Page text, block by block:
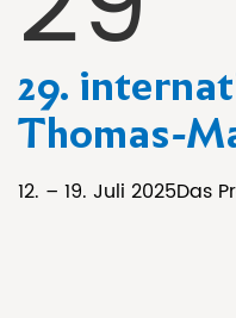
29.
Thomas-
12. – 19. Juli 2025Das